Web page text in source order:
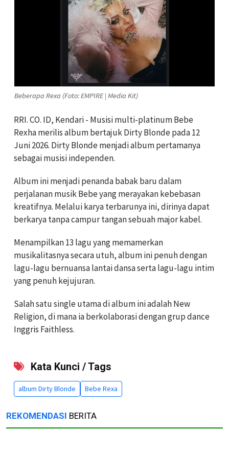
Beberapa Rexa (Foto: EMPIRE | Media Kit)
RRI. CO. ID, Kendari - Musisi multi-platinum Bebe
Rexha merilis album bertajuk Dirty Blonde pada 12
Juni 2026. Dirty Blonde menjadi album pertamanya
sebagai musisi independen.
Album ini menjadi penanda babak baru dalam
perjalanan musik Bebe yang merayakan kebebasan
kreatifnya. Melalui karya terbarunya ini, dirinya dapat
berkarya tanpa campur tangan sebuah major kabel.
Menampilkan 13 lagu yang memamerkan
musikalitasnya secara utuh, album ini penuh dengan
lagu-lagu bernuansa lantai dansa serta lagu-lagu intim
yang penuh kejujuran.
Salah satu single utama di album ini adalah New
Religion, di mana ia berkolaborasi dengan grup dance
Inggris Faithless.
Kata Kunci / Tags
album Dirty Blonde Bebe Rexa
REKOMENDASI BERITA